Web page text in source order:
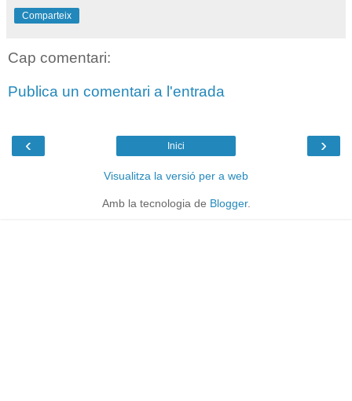
Comparteix
Cap comentari:
Publica un comentari a l'entrada
‹ ›
Inici
Visualitza la versió per a web
Amb la tecnologia de Blogger.